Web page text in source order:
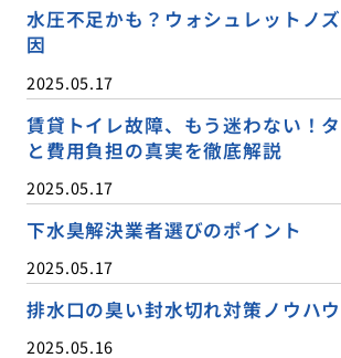
水圧不足かも？ウォシュレットノ
因
2025.05.17
賃貸トイレ故障、もう迷わない！
と費用負担の真実を徹底解説
2025.05.17
下水臭解決業者選びのポイント
2025.05.17
排水口の臭い封水切れ対策ノウハウ
2025.05.16